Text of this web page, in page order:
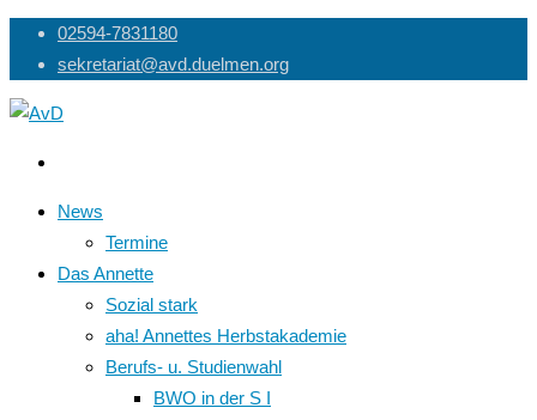
Skip
content
02594-7831180
sekretariat@avd.duelmen.org
News
Termine
Das Annette
Sozial stark
aha! Annettes Herbstakademie
Berufs- u. Studienwahl
BWO in der S I